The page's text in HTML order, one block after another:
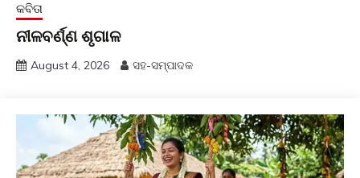
କବିତା
ନୀଳବର୍ଣ୍ଣ ଶୃଗାଳ
August 4, 2026 ସହ-ସମ୍ପାଦକ